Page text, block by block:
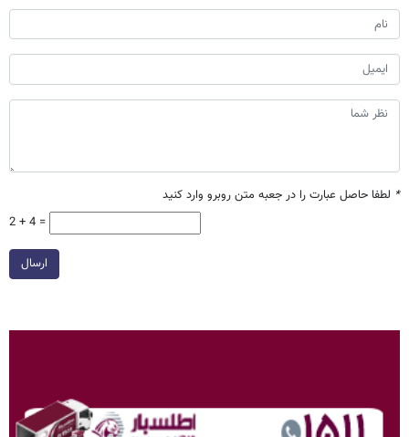
* لطفا حاصل عبارت را در جعبه متن روبرو وارد کنید
2 + 4 =
ارسال